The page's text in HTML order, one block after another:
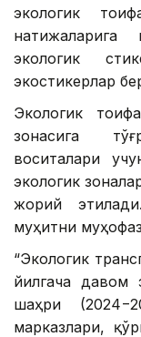
экологик
натижаларига
экологик
экостикерлар
Экологик
зонасига
воситалари
экологик
жорий
муҳитни
“Экологик
йилгача давом
шаҳри
марказлари,